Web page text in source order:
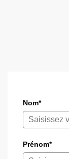
Nom*
Prénom*